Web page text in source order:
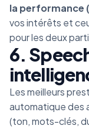
la performance
vos intérêts et
pour les deux
6.
Les meilleurs
automatique des
(ton, mots-clés,